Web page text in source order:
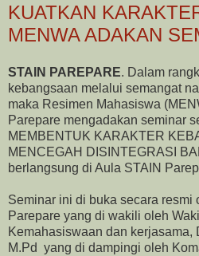
KUATKAN
MENWA ADAKAN
STAIN PAREPARE. Dalam
kebangsaan melalui semangat
maka Resimen Mahasiswa
Parepare mengadakan seminar
MEMBENTUK KARAKTER
MENCEGAH DISINTEGRASI
berlangsung di Aula STAIN
Seminar ini di buka secara resmi
Parepare yang di wakili oleh
Kemahasiswaan dan kerjasama,
M.Pd yang di dampingi oleh